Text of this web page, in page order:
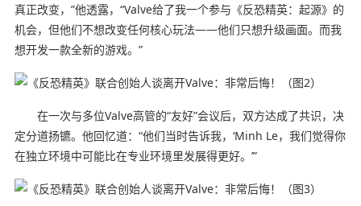
真正改变，”他透露，“Valve给了我一个参与《反恐精英：起源》的
机会，但他们不想改变任何核心玩法——他们只想升级画面。而我
想开发一款全新的游戏。”
在一次与多位Valve高管的“友好”会议后，双方达成了共识，决
定分道扬镳。他回忆道：“他们当时告诉我，‘Minh Le，我们觉得你
在独立环境中可能比在专业环境里发展得更好。’”